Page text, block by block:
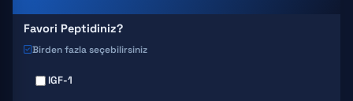
Favori Peptidiniz?
Birden fazla seçebilirsiniz
IGF-1